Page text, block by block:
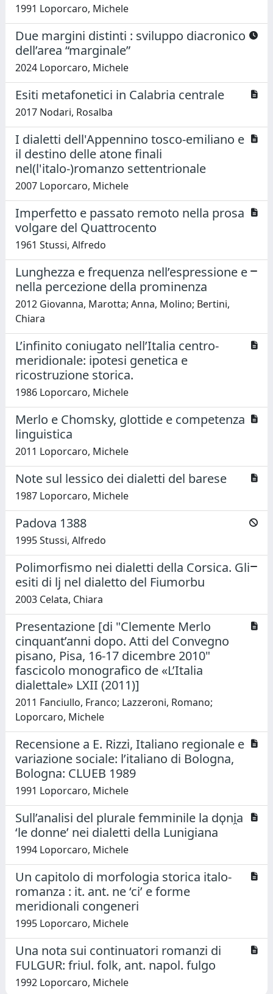
1991 Loporcaro, Michele
Due margini distinti : sviluppo diacronico
dell’area “marginale”
2024 Loporcaro, Michele
Esiti metafonetici in Calabria centrale
2017 Nodari, Rosalba
I dialetti dell'Appennino tosco-emiliano e
il destino delle atone finali
nel(l'italo-)romanzo settentrionale
2007 Loporcaro, Michele
Imperfetto e passato remoto nella prosa
volgare del Quattrocento
1961 Stussi, Alfredo
Lunghezza e frequenza nell’espressione e
nella percezione della prominenza
2012 Giovanna, Marotta; Anna, Molino; Bertini,
Chiara
L’infinito coniugato nell’Italia centro-
meridionale: ipotesi genetica e
ricostruzione storica.
1986 Loporcaro, Michele
Merlo e Chomsky, glottide e competenza
linguistica
2011 Loporcaro, Michele
Note sul lessico dei dialetti del barese
1987 Loporcaro, Michele
Padova 1388
1995 Stussi, Alfredo
Polimorfismo nei dialetti della Corsica. Gli
esiti di lj nel dialetto del Fiumorbu
2003 Celata, Chiara
Presentazione [di "Clemente Merlo
cinquant’anni dopo. Atti del Convegno
pisano, Pisa, 16-17 dicembre 2010"
fascicolo monografico de «L’Italia
dialettale» LXII (2011)]
2011 Fanciullo, Franco; Lazzeroni, Romano;
Loporcaro, Michele
Recensione a E. Rizzi, Italiano regionale e
variazione sociale: l’italiano di Bologna,
Bologna: CLUEB 1989
1991 Loporcaro, Michele
Sull’analisi del plurale femminile la do̜ni̯a
‘le donne’ nei dialetti della Lunigiana
1994 Loporcaro, Michele
Un capitolo di morfologia storica italo-
romanza : it. ant. ne ‘ci’ e forme
meridionali congeneri
1995 Loporcaro, Michele
Una nota sui continuatori romanzi di
FULGUR: friul. folk, ant. napol. fulgo
1992 Loporcaro, Michele